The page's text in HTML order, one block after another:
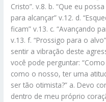
Cristo”. v.8. b. “Que eu
para alcançar” v.12. d.
ficam” v.13. c. “Avançando
v.13. f. “Prossigo para o
sentir a vibração deste
você pode perguntar:
como o nosso, ter uma
ser tão otimista?” a. Devo
dentro de meu próprio